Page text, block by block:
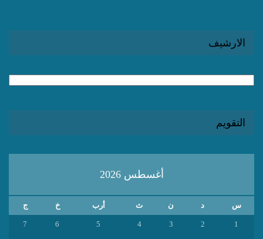
الارشيف
التقويم
أغسطس 2026
س د ن ث أرب خ ج
1
2
3
4
5
6
7